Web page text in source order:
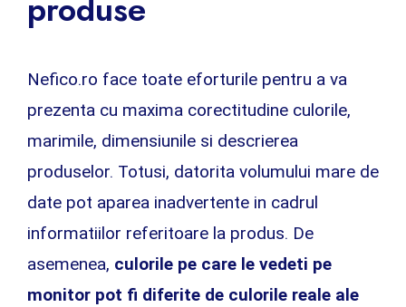
Nefico.ro face toate eforturile pentru a va
prezenta cu maxima corectitudine culorile,
marimile, dimensiunile si descrierea
produselor. Totusi, datorita volumului mare de
date pot aparea inadvertente in cadrul
informatiilor referitoare la produs. De
asemenea, culorile pe care le vedeti pe
monitor pot fi diferite de culorile reale ale